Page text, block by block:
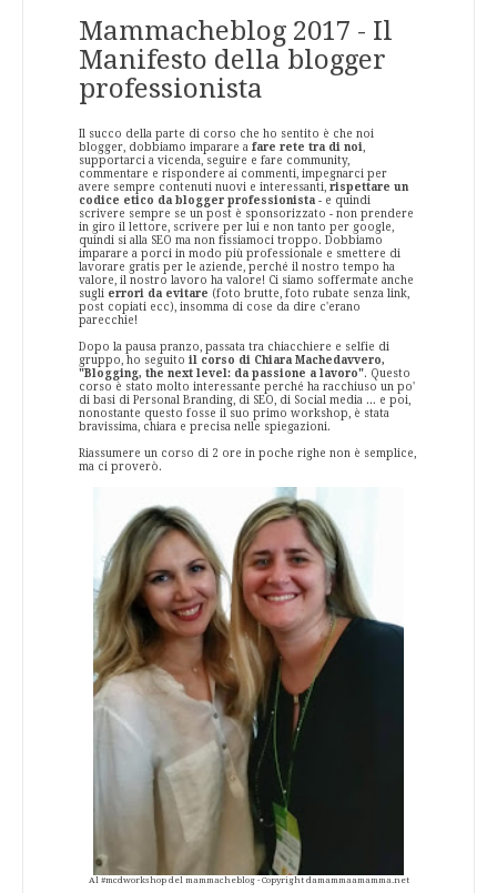
Mammacheblog 2017 - Il
Manifesto della blogger
professionista
Il succo della parte di corso che ho sentito è che noi
blogger, dobbiamo imparare a fare rete tra di noi
supportarci a vicenda, seguire e fare community,
commentare e rispondere ai commenti, impegnarci per
avere sempre contenuti nuovi e interessanti, rispettare un
codice etico da blogger professionista - e quindi
scrivere sempre se un post è sponsorizzato - non prendere
in giro il lettore, scrivere per lui e non tanto per google,
quindi si alla SEO ma non fissiamoci troppo. Dobbiamo
imparare a porci in modo più professionale e smettere di
lavorare gratis per le aziende, perché il nostro tempo ha
valore, il nostro lavoro ha valore! Ci siamo soffermate anche
sugli errori da evitare (foto brutte, foto rubate senza link,
post copiati ecc), insomma di cose da dire c'erano
parecchie!
Dopo la pausa pranzo, passata tra chiacchiere e selfie di
gruppo, ho seguito il corso di Chiara Machedavvero,
"Blogging, the next level: da passione a lavoro". Questo
corso è stato molto interessante perché ha racchiuso un po'
di basi di Personal Branding, di SEO, di Social media ... e poi,
nonostante questo fosse il suo primo workshop, è stata
bravissima, chiara e precisa nelle spiegazioni.
Riassumere un corso di 2 ore in poche righe non è semplice,
ma ci proverò.
Al #mcdworkshop del mammacheblog - Copyright damammaamamma.net